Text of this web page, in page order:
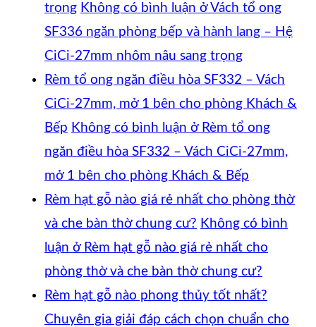
trọng Không có bình luận ở Vách tổ ong
SF336 ngăn phòng bếp và hành lang – Hệ
CiCi-27mm nhôm nâu sang trọng
Rèm tổ ong ngăn điều hòa SF332 – Vách
CiCi-27mm, mở 1 bên cho phòng Khách &
Bếp Không có bình luận ở Rèm tổ ong
ngăn điều hòa SF332 – Vách CiCi-27mm,
mở 1 bên cho phòng Khách & Bếp
Rèm hạt gỗ nào giá rẻ nhất cho phòng thờ
và che bàn thờ chung cư? Không có bình
luận ở Rèm hạt gỗ nào giá rẻ nhất cho
phòng thờ và che bàn thờ chung cư?
Rèm hạt gỗ nào phong thủy tốt nhất?
Chuyên gia giải đáp cách chọn chuẩn cho